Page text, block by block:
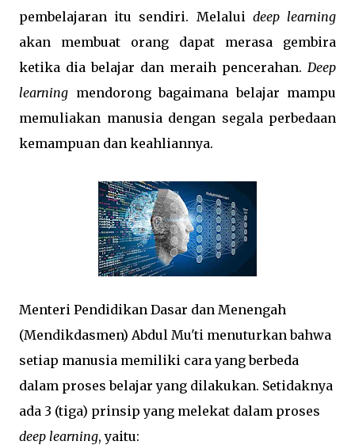
pembelajaran itu sendiri. Melalui deep learning
akan membuat orang dapat merasa gembira
ketika dia belajar dan meraih pencerahan. Deep
learning mendorong bagaimana belajar mampu
memuliakan manusia dengan segala perbedaan
kemampuan dan keahliannya.
Menteri Pendidikan Dasar dan Menengah
(Mendikdasmen) Abdul Mu'ti menuturkan bahwa
setiap manusia memiliki cara yang berbeda
dalam proses belajar yang dilakukan. Setidaknya
ada 3 (tiga) prinsip yang melekat dalam proses
deep learning, yaitu: